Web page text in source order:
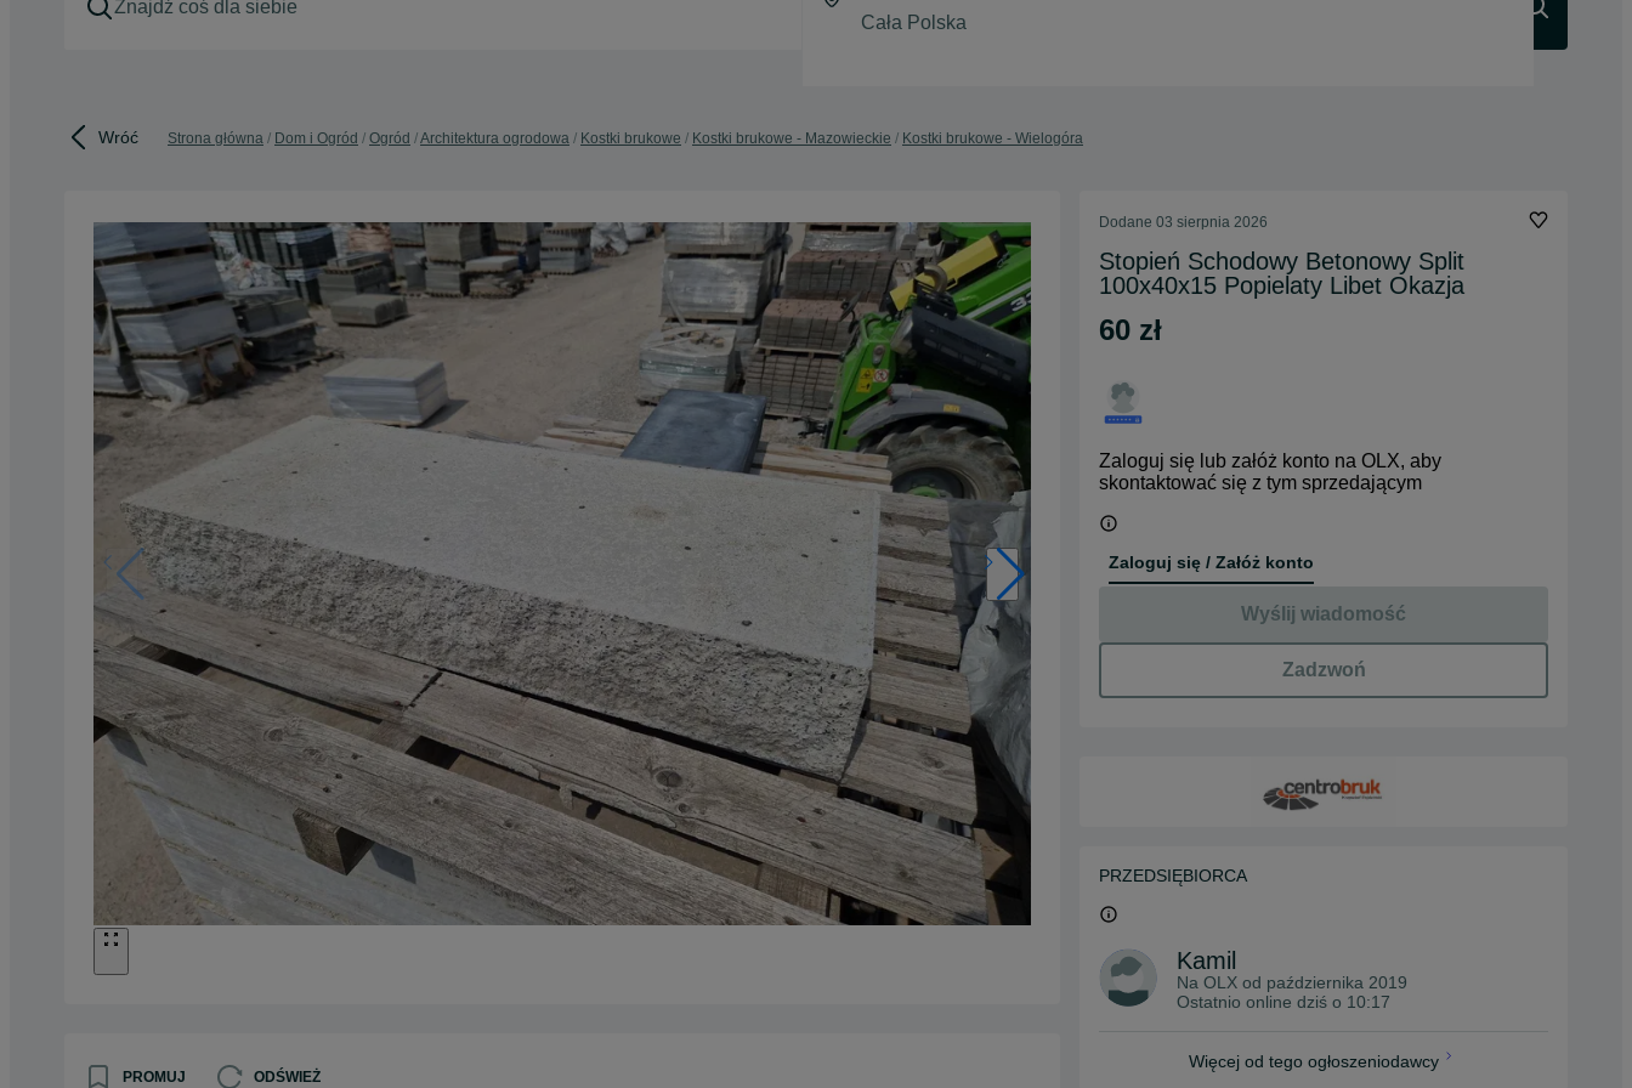
Wróć Strona główna Dom i Ogród Ogród Architektura ogrodowa Kostki brukowe Kostki brukowe - Mazowieckie Kostki brukowe - Wielogóra
PROMUJ ODŚWIEŻ
Dodane 03 sierpnia 2026
Stopień Schodowy Betonowy Split
100x40x15 Popielaty Libet Okazja
60 zł
Zaloguj się lub załóż konto na OLX, aby
skontaktować się z tym sprzedającym
Zaloguj się / Załóż konto
Wyślij wiadomość
Zadzwoń
PRZEDSIĘBIORCA
Kamil
Na OLX od października 2019
Ostatnio online dziś o 10:17
Więcej od tego ogłoszeniodawcy